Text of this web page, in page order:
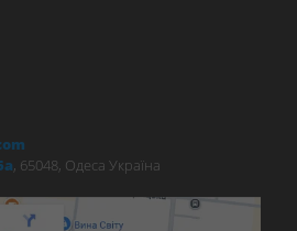
, 65048, Одеса Україна